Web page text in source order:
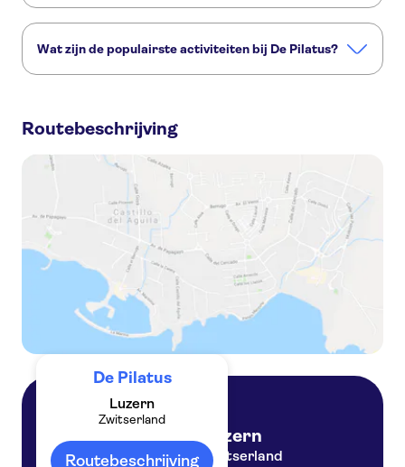
Meer van Luzern De Titlis
Kapellbrücke (De Kapelbrug)
Berg Rigi
Het Zwitsers Transportmuseum
Wat zijn de populairste activiteiten bij De Pilatus?
Gouden rondreis naar de Pilatus vanuit Zürich
Pilatus halve dag gouden rondreis vanuit Luzern in de zomer
Zelfstandige 'Golden Roundtrip' vanaf Luzern, inclusief boottocht
Routebeschrijving
De Pilatus
Luzern
Zwitserland
Routebeschrijving
Luzern
Zwitserland